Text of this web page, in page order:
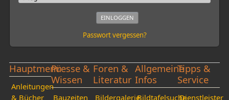
Passwort vergessen?
Hauptmenü
Anleitungen
& Bücher
Presse &
Wissen
Bauzeiten
Foren &
Literatur
Bildergalerie
Allgemeine
Infos
Bildtafelsuche
Tipps &
Service
Dienstleister